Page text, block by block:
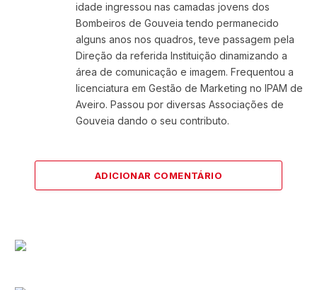
idade ingressou nas camadas jovens dos
Bombeiros de Gouveia tendo permanecido
alguns anos nos quadros, teve passagem pela
Direção da referida Instituição dinamizando a
área de comunicação e imagem. Frequentou a
licenciatura em Gestão de Marketing no IPAM de
Aveiro. Passou por diversas Associações de
Gouveia dando o seu contributo.
ADICIONAR COMENTÁRIO